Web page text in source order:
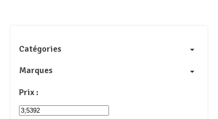
Catégories
Marques
Prix :